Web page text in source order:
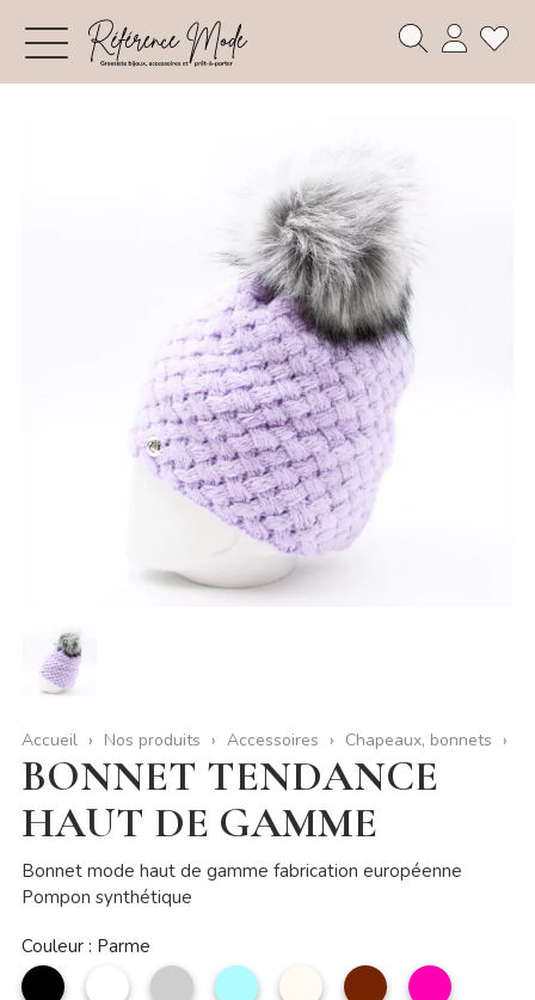
Accueil Nos produits Accessoires Chapeaux, bonnets
BONNET TENDANCE
HAUT DE GAMME
Bonnet mode haut de gamme fabrication européenne
Pompon synthétique
Couleur : Parme
noir Blanc Argent
Bleu
Beige Marron Fuchsia